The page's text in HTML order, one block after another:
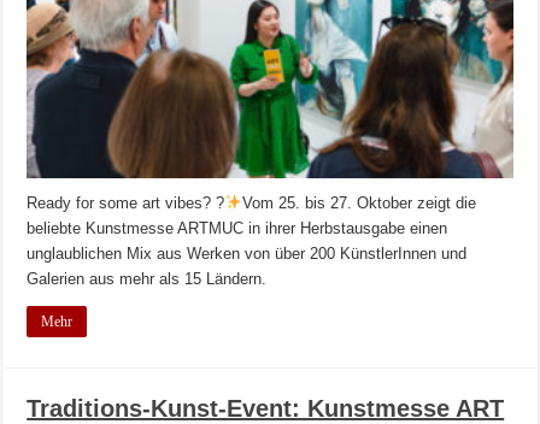
Ready for some art vibes? ?
Vom 25. bis 27. Oktober zeigt die
beliebte Kunstmesse ARTMUC in ihrer Herbstausgabe einen
unglaublichen Mix aus Werken von über 200 KünstlerInnen und
Galerien aus mehr als 15 Ländern.
Mehr
Traditions-Kunst-Event: Kunstmesse ART